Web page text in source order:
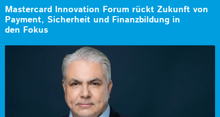
Mastercard Innovation Forum rückt Zukunft von
Payment, Sicherheit und Finanzbildung in
den Fokus